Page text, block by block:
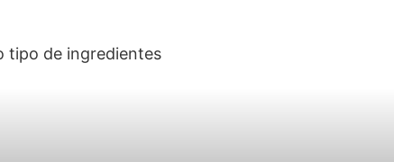
tipo de ingredientes